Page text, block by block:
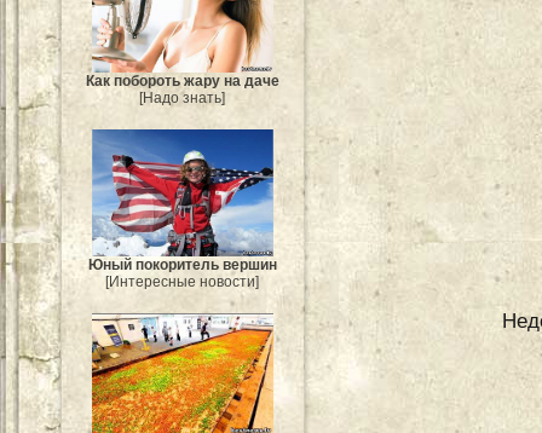
Как побороть жару на даче
[Надо знать]
Юный покоритель вершин
[Интересные новости]